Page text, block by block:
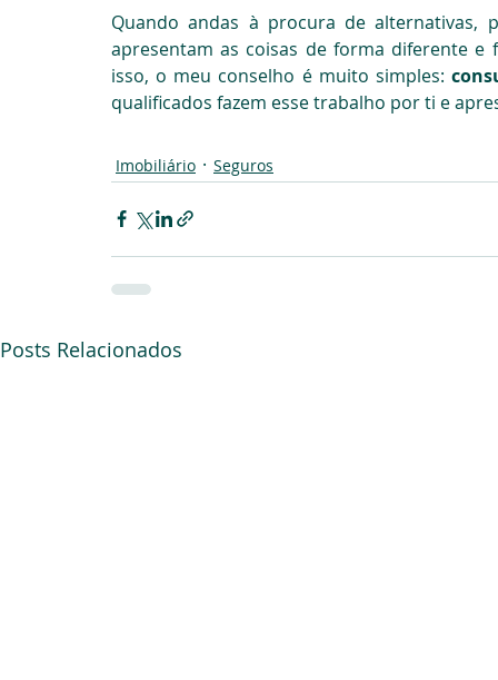
Quando andas à procura de alternativas,
apresentam as coisas de forma diferente e
isso, o meu conselho é muito simples:
qualificados fazem esse trabalho por ti e
Imobiliário Seguros
Posts Relacionados